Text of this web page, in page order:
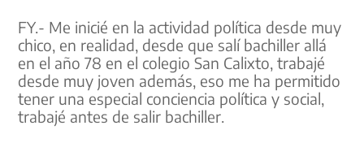
FY.- Me inicié en la actividad política desde muy
chico, en realidad, desde que salí bachiller allá
en el año 78 en el colegio San Calixto, trabajé
desde muy joven además, eso me ha permitido
tener una especial conciencia política y social,
trabajé antes de salir bachiller.